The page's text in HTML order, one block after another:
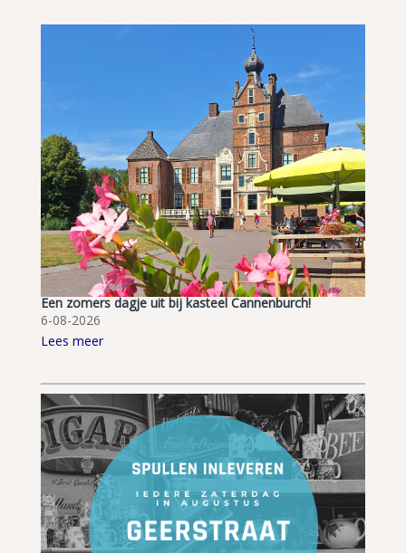
Een zomers dagje uit bij kasteel Cannenburch!
6-08-2026
Lees meer